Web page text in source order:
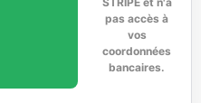
pas accès à
vos
coordonnées
bancaires.